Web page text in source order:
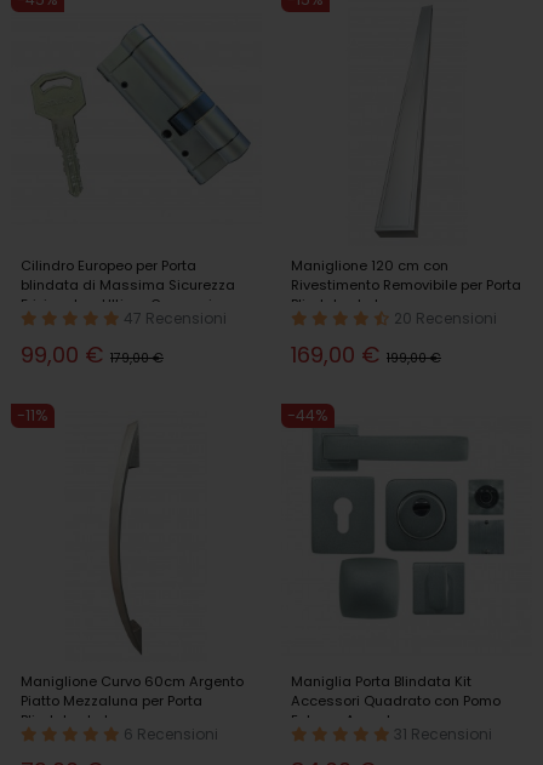
Cilindro Europeo per Porta
blindata di Massima Sicurezza
Frizionato - Ultima Generazione
47 Recensioni
99,00 € 179,00 €
Maniglione 120 cm con
Rivestimento Removibile per Porta
Blindata da Ingresso
20 Recensioni
169,00 € 199,00 €
-11%
Maniglione Curvo 60cm Argento
Piatto Mezzaluna per Porta
Blindata da Ingresso
6 Recensioni
-44%
Maniglia Porta Blindata Kit
Accessori Quadrato con Pomo
Esterno Argento
31 Recensioni